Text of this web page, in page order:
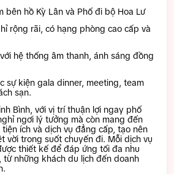
bên hồ Kỳ Lân và Phố đi bộ Hoa Lư
rộng rãi, có hạng phòng cao cấp và
hệ thống âm thanh, ánh sáng đồng
sự kiện gala dinner, meeting, team
sạn.
Bình, với vị trí thuận lợi ngay phố
ngơi lý tưởng mà còn mang đến
ích và dịch vụ đẳng cấp, tạo nên
vời trong suốt chuyến đi. Mỗi dịch vụ
thiết kế để đáp ứng tối đa nhu
từ những khách du lịch đến doanh